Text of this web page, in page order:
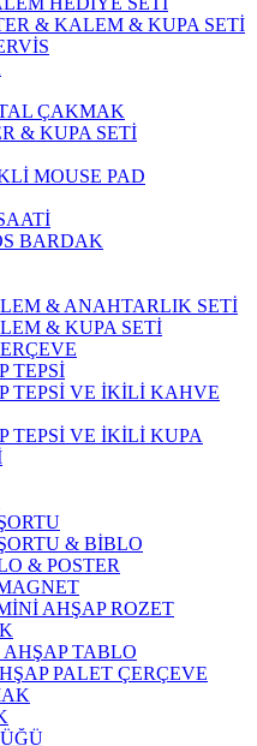
& KALEM & KUPA SETİ
ÇAKMAK
& KUPA SETİ
MOUSE PAD
BARDAK
& ANAHTARLIK SETİ
& KUPA SETİ
TEPSİ
TEPSİ VE İKİLİ KAHVE
TEPSİ VE İKİLİ KUPA
& BİBLO
& POSTER
AHŞAP ROZET
TABLO
PALET ÇERÇEVE